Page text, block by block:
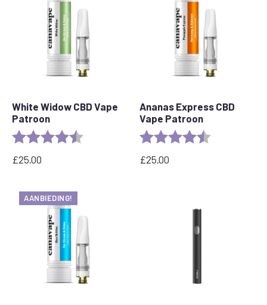
White Widow CBD Vape
Patroon
Beoordeling: 4.6 out of 5 stars
£25.00
Ananas Express CBD
Vape Patroon
Beoordeling:
£25.00
AANBIEDING!